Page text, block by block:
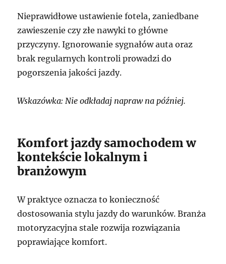
Nieprawidłowe ustawienie fotela, zaniedbane
zawieszenie czy złe nawyki to główne
przyczyny. Ignorowanie sygnałów auta oraz
brak regularnych kontroli prowadzi do
pogorszenia jakości jazdy.
Wskazówka: Nie odkładaj napraw na później.
Komfort jazdy samochodem w
kontekście lokalnym i
branżowym
W praktyce oznacza to konieczność
dostosowania stylu jazdy do warunków. Branża
motoryzacyjna stale rozwija rozwiązania
poprawiające komfort.